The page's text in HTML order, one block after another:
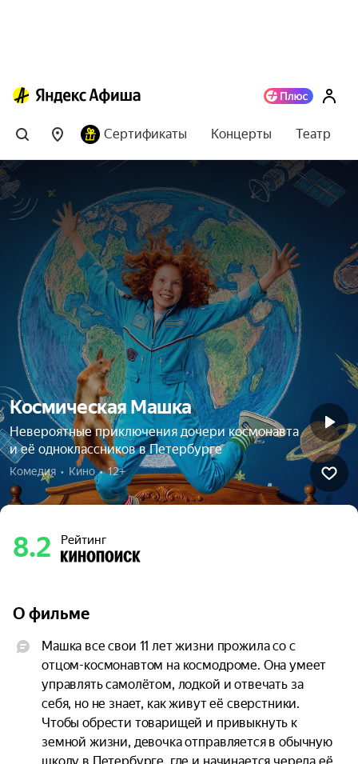
Сертификаты Концерты Театр
Космическая Машка
Невероятные приключения дочери космонавта
и её одноклассников в Петербурге
Комедия  •  Кино  •  12+
8.2 Рейтинг
О фильме
Машка все свои 11 лет жизни прожила со с
отцом-космонавтом на космодроме. Она умеет
управлять самолётом, лодкой и отвечать за
себя, но не знает, как живут её сверстники.
Чтобы обрести товарищей и привыкнуть к
земной жизни, девочка отправляется в обычную